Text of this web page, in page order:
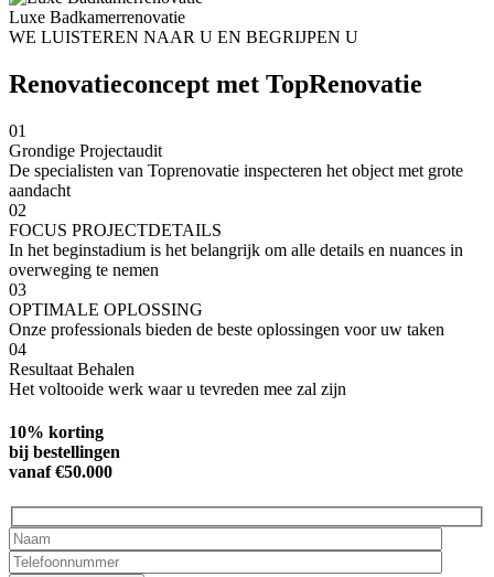
Luxe Badkamerrenovatie
WE LUISTEREN NAAR U EN BEGRIJPEN U
Renovatieconcept met TopRenovatie
01
Grondige Projectaudit
De specialisten van Toprenovatie inspecteren het object met grote
aandacht
02
FOCUS PROJECTDETAILS
In het beginstadium is het belangrijk om alle details en nuances in
overweging te nemen
03
OPTIMALE OPLOSSING
Onze professionals bieden de beste oplossingen voor uw taken
04
Resultaat Behalen
Het voltooide werk waar u tevreden mee zal zijn
10% korting
bij bestellingen
vanaf €50.000